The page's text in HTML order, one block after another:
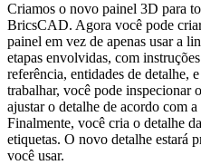
Criamos o novo painel 3D para
BricsCAD. Agora você pode
painel em vez de apenas usar a
etapas envolvidas, com
referência, entidades de detalhe,
trabalhar, você pode inspecionar
ajustar o detalhe de acordo com
Finalmente, você cria o detalhe
etiquetas. O novo detalhe estará
você usar.